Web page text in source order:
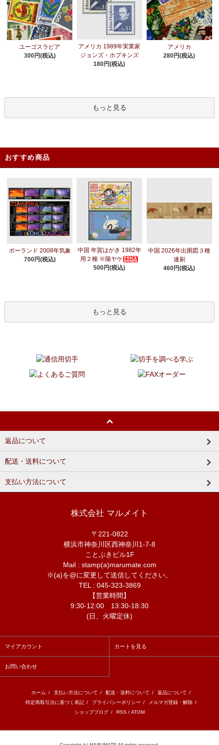
ユーゴスラビア
300円(税込)
アメリカ 1989年実業家
ジョンズ・ホプキンズ
180円(税込)
アメリカ
280円(税込)
もっと見る
おすすめ商品
ポーランド 2008年気象
700円(税込)
中国 年賀はがき 1982年
用２種 ※陽ヤケ
500円(税込)
中国 2026年出圉図３種
連刷
460円(税込)
もっと見る
返品について
配送・送料について
支払い方法について
株式会社 マルメイト
〒221-0822
横浜市神奈川区西神奈川1-7-8
ことぶきビル1F
Mail : stamp(a)marumate.com
※(a)を@に変更して送信してください。
TEL : 045-323-3869
【営業時間】
9:30-12:00 13:30-18:30
(日、火曜定休)
マイアカウント カートを見る
お問い合わせ
ホーム / 支払い方法について / 配送・送料について / 返品について /
特定商取引法に基づく表記 / プライバシーポリシー / メルマガ登録・解除 /
ショップブログ / RSS / ATOM